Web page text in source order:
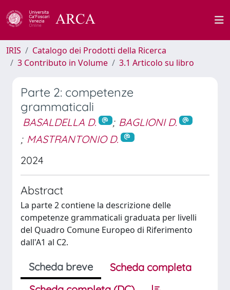
IRIS
Catalogo dei Prodotti della Ricerca
3 Contributo in Volume
3.1 Articolo su libro
Parte 2: competenze
grammaticali
BASALDELLA D. ; BAGLIONI D.
; MASTRANTONIO D.
2024
Abstract
La parte 2 contiene la descrizione delle
competenze grammaticali graduata per livelli
del Quadro Comune Europeo di Riferimento
dall'A1 al C2.
Scheda breve
Scheda completa